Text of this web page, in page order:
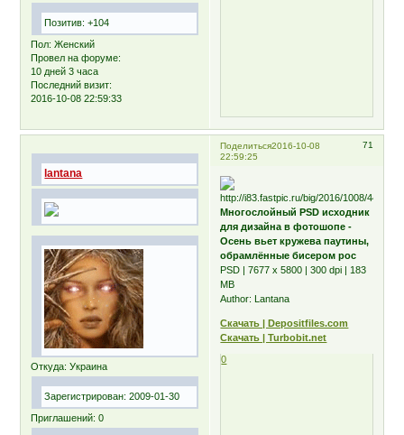
Позитив: +104
Пол: Женский
Провел на форуме:
10 дней 3 часа
Последний визит:
2016-10-08 22:59:33
Поделиться 71
2016-10-08
22:59:25
lantana
Откуда: Украина
Зарегистрирован: 2009-01-30
Приглашений: 0
Многослойный PSD исходник
для дизайна в фотошопе -
Осень вьет кружева паутины,
обрамлённые бисером рос
PSD | 7677 x 5800 | 300 dpi | 183
MB
Author: Lantana
Скачать | Depositfiles.com
Скачать | Turbobit.net
0